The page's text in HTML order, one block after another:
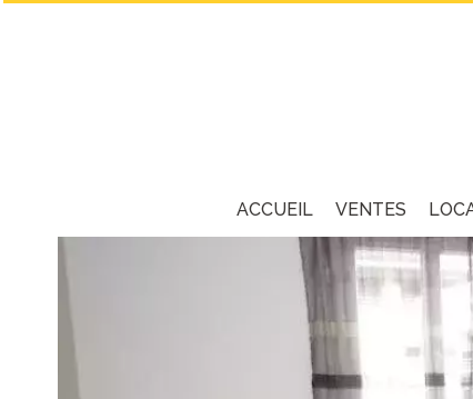
ACCUEIL VENTES